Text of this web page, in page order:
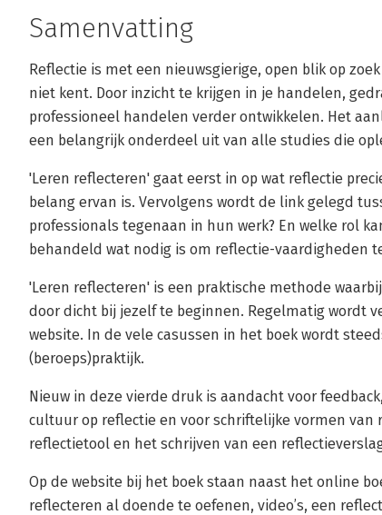
Samenvatting
Reflectie is met een nieuwsgierige, open blik op
niet kent. Door inzicht te krijgen in je handelen,
professioneel handelen verder ontwikkelen. Het
een belangrijk onderdeel uit van alle studies die
'Leren reflecteren' gaat eerst in op wat reflectie
belang ervan is. Vervolgens wordt de link gelegd
professionals tegenaan in hun werk? En welke rol
behandeld wat nodig is om reflectie-vaardigheden
'Leren reflecteren' is een praktische methode
door dicht bij jezelf te beginnen. Regelmatig wordt
website. In de vele casussen in het boek wordt
(beroeps)praktijk.
Nieuw in deze vierde druk is aandacht voor
cultuur op reflectie en voor schriftelijke vormen van
reflectietool en het schrijven van een
Op de website bij het boek staan naast het online
reflecteren al doende te oefenen, video’s, een